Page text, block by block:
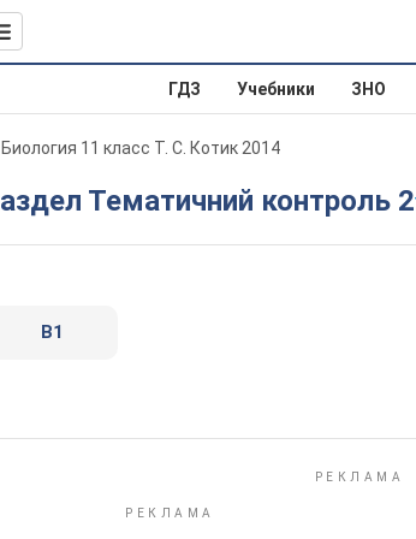
ГДЗ Учебники ЗНО
Биология 11 класс Т. С. Котик 2014
Раздел Тематичний контроль 2
В1